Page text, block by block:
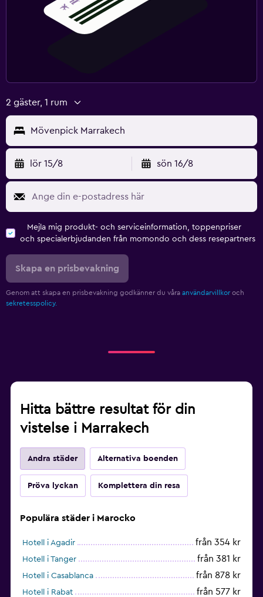
2 gäster, 1 rum
Mövenpick Marrakech
lör 15/8 sön 16/8
Mejla mig produkt- och serviceinformation, toppenpriser
och specialerbjudanden från momondo och dess resepartners
Skapa en prisbevakning
Genom att skapa en prisbevakning godkänner du våra användarvillkor och
sekretesspolicy.
Hitta bättre resultat för din
vistelse i Marrakech
Andra städer Alternativa boenden
Pröva lyckan Komplettera din resa
Populära städer i Marocko
Hotell i Agadir från 354 kr
Hotell i Tanger från 381 kr
Hotell i Casablanca från 878 kr
Hotell i Rabat från 577 kr